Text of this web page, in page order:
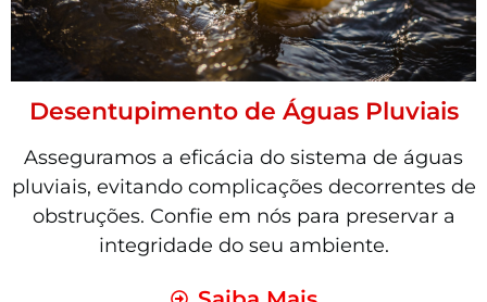
Desentupimento de Águas Pluviais
Asseguramos a eficácia do sistema de águas
pluviais, evitando complicações decorrentes de
obstruções. Confie em nós para preservar a
integridade do seu ambiente.